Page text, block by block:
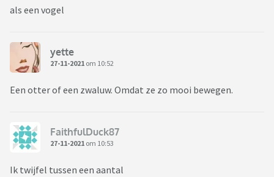
als een vogel
yette
27-11-2021 om 10:52
Een otter of een zwaluw. Omdat ze zo mooi bewegen.
FaithfulDuck87
27-11-2021 om 10:53
Ik twijfel tussen een aantal